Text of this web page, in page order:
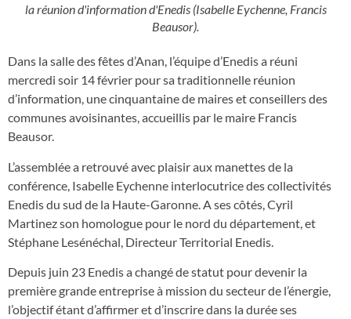
la réunion d'information d'Enedis (Isabelle Eychenne, Francis
Beausor).
Dans la salle des fêtes d’Anan, l’équipe d’Enedis a réuni
mercredi soir 14 février pour sa traditionnelle réunion
d’information, une cinquantaine de maires et conseillers des
communes avoisinantes, accueillis par le maire Francis
Beausor.
L’assemblée a retrouvé avec plaisir aux manettes de la
conférence, Isabelle Eychenne interlocutrice des collectivités
Enedis du sud de la Haute-Garonne. A ses côtés, Cyril
Martinez son homologue pour le nord du département, et
Stéphane Lesénéchal, Directeur Territorial Enedis.
Depuis juin 23 Enedis a changé de statut pour devenir la
première grande entreprise à mission du secteur de l’énergie,
l’objectif étant d’affirmer et d’inscrire dans la durée ses